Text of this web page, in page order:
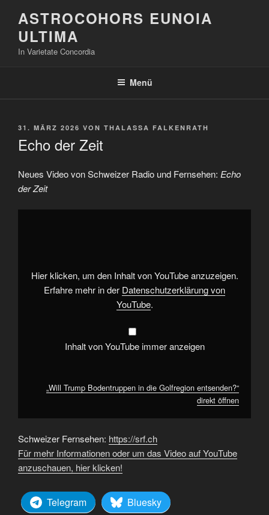
Inhalt
springen
ASTROCOHORS EUNOIA
ULTIMA
In Varietate Concordia
Menü
VERÖFFENTLICHT
31. MÄRZ 2026 VON THALASSA FALKENRATH
Echo der Zeit
Neues Video von Schweizer Radio und Fernsehen: Echo
der Zeit
„Will
von
YouTube
anzeigen
Hier klicken, um den Inhalt von YouTube anzuzeigen.
Erfahre mehr in der Datenschutzerklärung von
YouTube.
Inhalt von YouTube immer anzeigen
„Will Trump Bodentruppen in die Golfregion entsenden?“
direkt öffnen
Schweizer Fernsehen: https://srf.ch
Für mehr Informationen oder um das Video auf YouTube
anzuschauen, hier klicken!
Telegram
Bluesky